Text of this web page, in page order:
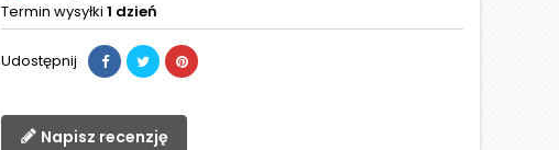
Termin wysyłki 1 dzień
Udostępnij
Napisz recenzję